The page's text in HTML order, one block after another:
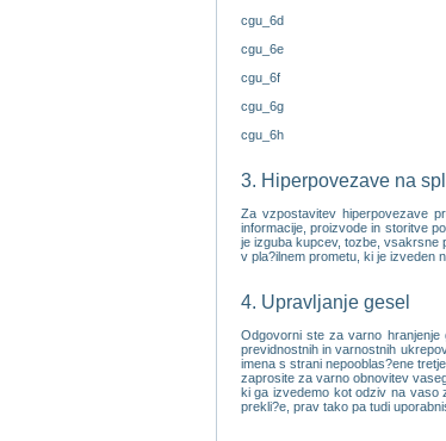
cgu_6d
cgu_6e
cgu_6f
cgu_6g
cgu_6h
3. Hiperpovezave na
Za vzpostavitev hiperpovezave
informacije, proizvode in storitve
je izguba kupcev, tozbe, vsakrsne
v pla?ilnem prometu, ki je izveden
4. Upravljanje gesel
Odgovorni ste za varno
previdnostnih in varnostnih
imena s strani nepooblas?ene
zaprosite za varno obnovitev
ki ga izvedemo kot odziv na vaso
prekli?e, prav tako pa tudi